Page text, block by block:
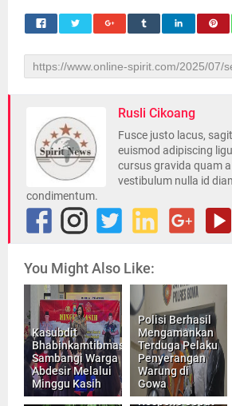
Rusli Cikoang
Fusce justo lacus,
euismod adipiscing
cursus gravida quam
vestibulum nulla id
condimentum.
You Might Also Like:
Kasubdit
Bhabinkamtibmas
Sambangi Warga
Abdesir Melalui
Minggu Kasih
Polisi Berhasil
Mengamankan
Terduga Pelaku
Penyerangan
Warung di
Gowa